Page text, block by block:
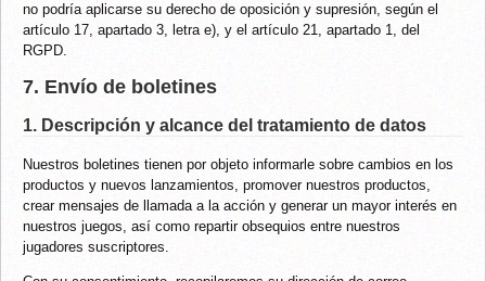
no podría aplicarse su derecho de oposición y supresión, según el
artículo 17, apartado 3, letra e), y el artículo 21, apartado 1, del
RGPD.
7. Envío de boletines
1. Descripción y alcance del tratamiento de datos
Nuestros boletines tienen por objeto informarle sobre cambios en los
productos y nuevos lanzamientos, promover nuestros productos,
crear mensajes de llamada a la acción y generar un mayor interés en
nuestros juegos, así como repartir obsequios entre nuestros
jugadores suscriptores.